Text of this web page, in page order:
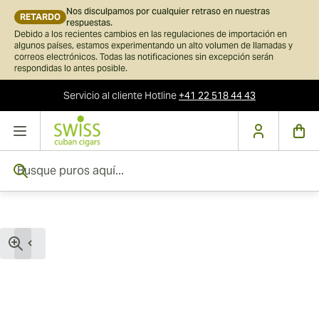
RETARDO
Nos disculpamos por cualquier retraso en nuestras
respuestas.
Debido a los recientes cambios en las regulaciones de importación en
algunos países, estamos experimentando un alto volumen de llamadas y
correos electrónicos. Todas las notificaciones sin excepción serán
respondidas lo antes posible.
Servicio al cliente Hotline+41 22 518 44 43